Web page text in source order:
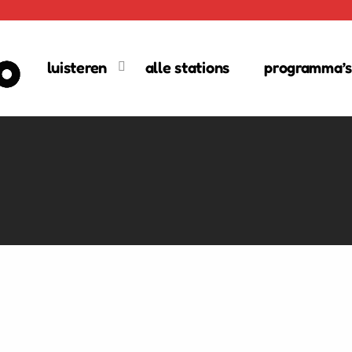
luisteren alle stations programma’s